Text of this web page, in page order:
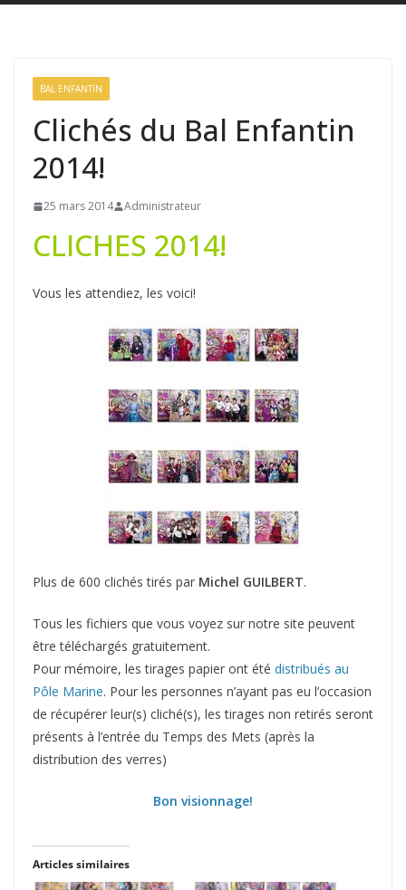
BAL ENFANTIN
Clichés du Bal Enfantin
2014!
25 mars 2014 Administrateur
CLICHES 2014!
Vous les attendiez, les voici!
Plus de 600 clichés tirés par Michel GUILBERT.
Tous les fichiers que vous voyez sur notre site peuvent
être téléchargés gratuitement.
Pour mémoire, les tirages papier ont été distribués au
Pôle Marine. Pour les personnes n’ayant pas eu l’occasion
de récupérer leur(s) cliché(s), les tirages non retirés seront
présents à l’entrée du Temps des Mets (après la
distribution des verres)
Bon visionnage!
Articles similaires